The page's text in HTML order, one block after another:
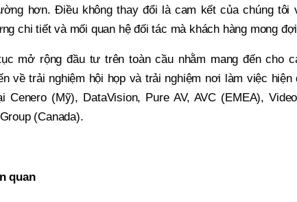
hơn. Điều không thay đổi là cam kết của chúng
chi tiết và mối quan hệ đối tác mà khách hàng mong
mở rộng đầu tư trên toàn cầu nhằm mang đến cho
về trải nghiệm hội họp và trải nghiệm nơi làm việc hiện
Cenero (Mỹ), DataVision, Pure AV, AVC (EMEA),
(Canada).
quan